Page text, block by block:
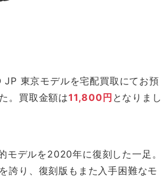
東京モデルを宅配買取にてお預
。買取金額は11,800円 となりまし
デルを2020年に復刻した一足。
誇り、復刻版もまた入手困難なモ